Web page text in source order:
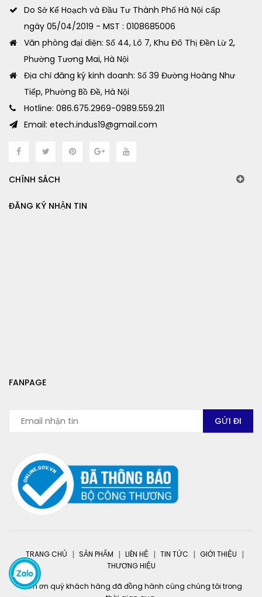
Do Sở Kế Hoạch và Đầu Tư Thành Phố Hà Nội cấp
ngày 05/04/2019 - MST : 0108685006
Văn phòng đại diện: Số 44, Lô 7, Khu Đô Thị Đền Lừ 2,
Phường Tương Mai, Hà Nội
Địa chỉ đăng ký kinh doanh: Số 39 Đường Hoàng Như
Tiếp, Phường Bồ Đề, Hà Nội
Hotline: 086.675.2969-0989.559.211
Email: etech.indus19@gmail.com
CHÍNH SÁCH
ĐĂNG KÝ NHẬN TIN
FANPAGE
TRANG CHỦ SẢN PHẨM LIÊN HỆ TIN TỨC
GIỚI THIỆU
THƯƠNG HIỆU
Cảm ơn quý khách hàng đã đồng hành cùng chúng tôi trong